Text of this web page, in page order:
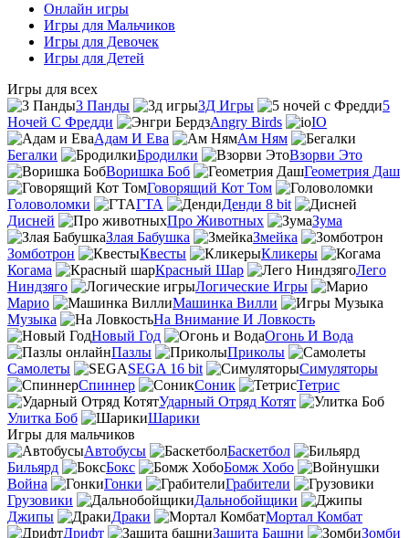
Онлайн игры
Игры для Мальчиков
Игры для Девочек
Игры для Детей
Игры для всех
3 Панды
3Д Игры
5
Ночей С Фредди
Angry Birds
IO
Адам И Ева
Ам Ням
Бегалки
Бродилки
Взорви Это
Воришка Боб
Геометрия Даш
Говорящий Кот Том
Головоломки
ГТА
Денди 8 bit
Дисней
Про Животных
Зума
Злая Бабушка
Змейка
Зомботрон
Квесты
Кликеры
Когама
Красный Шар
Лего
Ниндзяго
Логические Игры
Марио
Машинка Вилли
Музыка
На Внимание И Ловкость
Новый Год
Огонь И Вода
Пазлы
Приколы
Самолеты
SEGA 16 bit
Симуляторы
Спиннер
Соник
Тетрис
Ударный Отряд Котят
Улитка Боб
Шарики
Игры для мальчиков
Автобусы
Баскетбол
Бильярд
Бокс
Бомж Хобо
Война
Гонки
Грабители
Грузовики
Дальнобойщики
Джипы
Драки
Мортал Комбат
Дрифт
Защита Башни
Зомби